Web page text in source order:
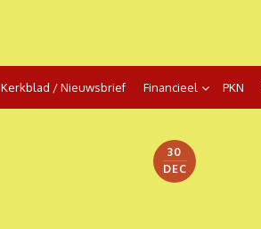
Kerkblad / Nieuwsbrief Financieel PKN
30
DEC